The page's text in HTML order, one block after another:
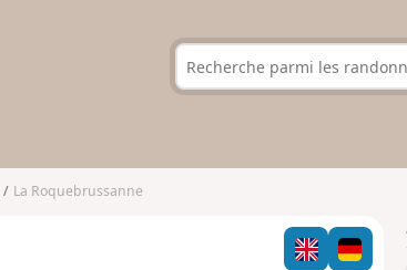
La Roquebrussanne